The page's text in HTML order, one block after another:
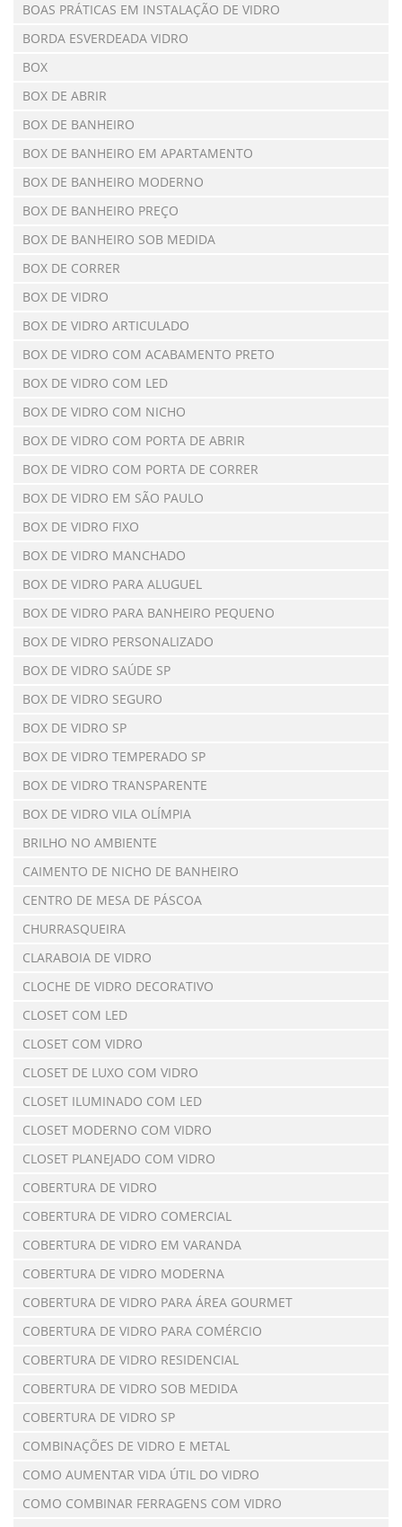
BOAS PRÁTICAS EM INSTALAÇÃO DE VIDRO
BORDA ESVERDEADA VIDRO
BOX
BOX DE ABRIR
BOX DE BANHEIRO
BOX DE BANHEIRO EM APARTAMENTO
BOX DE BANHEIRO MODERNO
BOX DE BANHEIRO PREÇO
BOX DE BANHEIRO SOB MEDIDA
BOX DE CORRER
BOX DE VIDRO
BOX DE VIDRO ARTICULADO
BOX DE VIDRO COM ACABAMENTO PRETO
BOX DE VIDRO COM LED
BOX DE VIDRO COM NICHO
BOX DE VIDRO COM PORTA DE ABRIR
BOX DE VIDRO COM PORTA DE CORRER
BOX DE VIDRO EM SÃO PAULO
BOX DE VIDRO FIXO
BOX DE VIDRO MANCHADO
BOX DE VIDRO PARA ALUGUEL
BOX DE VIDRO PARA BANHEIRO PEQUENO
BOX DE VIDRO PERSONALIZADO
BOX DE VIDRO SAÚDE SP
BOX DE VIDRO SEGURO
BOX DE VIDRO SP
BOX DE VIDRO TEMPERADO SP
BOX DE VIDRO TRANSPARENTE
BOX DE VIDRO VILA OLÍMPIA
BRILHO NO AMBIENTE
CAIMENTO DE NICHO DE BANHEIRO
CENTRO DE MESA DE PÁSCOA
CHURRASQUEIRA
CLARABOIA DE VIDRO
CLOCHE DE VIDRO DECORATIVO
CLOSET COM LED
CLOSET COM VIDRO
CLOSET DE LUXO COM VIDRO
CLOSET ILUMINADO COM LED
CLOSET MODERNO COM VIDRO
CLOSET PLANEJADO COM VIDRO
COBERTURA DE VIDRO
COBERTURA DE VIDRO COMERCIAL
COBERTURA DE VIDRO EM VARANDA
COBERTURA DE VIDRO MODERNA
COBERTURA DE VIDRO PARA ÁREA GOURMET
COBERTURA DE VIDRO PARA COMÉRCIO
COBERTURA DE VIDRO RESIDENCIAL
COBERTURA DE VIDRO SOB MEDIDA
COBERTURA DE VIDRO SP
COMBINAÇÕES DE VIDRO E METAL
COMO AUMENTAR VIDA ÚTIL DO VIDRO
COMO COMBINAR FERRAGENS COM VIDRO